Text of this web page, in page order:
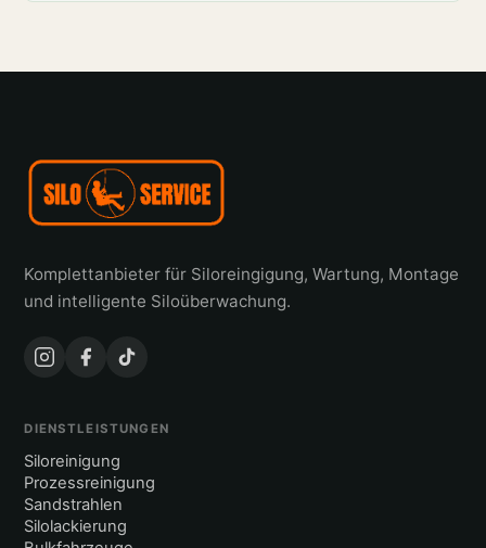
Komplettanbieter für Siloreingigung, Wartung, Montage
und intelligente Siloüberwachung.
DIENSTLEISTUNGEN
Siloreinigung
Prozessreinigung
Sandstrahlen
Silolackierung